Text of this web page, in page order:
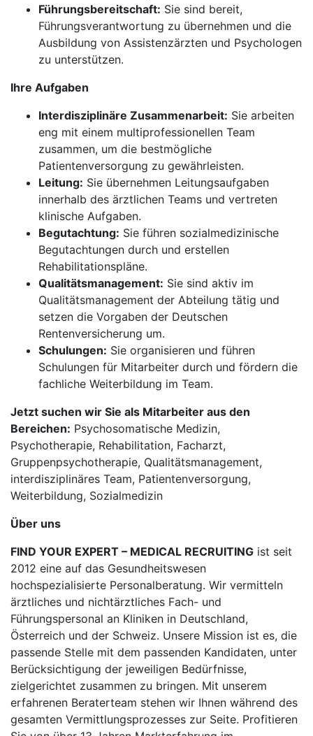
Führungsbereitschaft: Sie sind bereit,
Führungsverantwortung zu übernehmen und die
Ausbildung von Assistenzärzten und Psychologen
zu unterstützen.
Ihre Aufgaben
Interdisziplinäre Zusammenarbeit: Sie arbeiten
eng mit einem multiprofessionellen Team
zusammen, um die bestmögliche
Patientenversorgung zu gewährleisten.
Leitung: Sie übernehmen Leitungsaufgaben
innerhalb des ärztlichen Teams und vertreten
klinische Aufgaben.
Begutachtung: Sie führen sozialmedizinische
Begutachtungen durch und erstellen
Rehabilitationspläne.
Qualitätsmanagement: Sie sind aktiv im
Qualitätsmanagement der Abteilung tätig und
setzen die Vorgaben der Deutschen
Rentenversicherung um.
Schulungen: Sie organisieren und führen
Schulungen für Mitarbeiter durch und fördern die
fachliche Weiterbildung im Team.
Jetzt suchen wir Sie als Mitarbeiter aus den
Bereichen: Psychosomatische Medizin,
Psychotherapie, Rehabilitation, Facharzt,
Gruppenpsychotherapie, Qualitätsmanagement,
interdisziplinäres Team, Patientenversorgung,
Weiterbildung, Sozialmedizin
Über uns
FIND YOUR EXPERT – MEDICAL RECRUITING ist seit
2012 eine auf das Gesundheitswesen
hochspezialisierte Personalberatung. Wir vermitteln
ärztliches und nichtärztliches Fach- und
Führungspersonal an Kliniken in Deutschland,
Österreich und der Schweiz. Unsere Mission ist es, die
passende Stelle mit dem passenden Kandidaten, unter
Berücksichtigung der jeweiligen Bedürfnisse,
zielgerichtet zusammen zu bringen. Mit unserem
erfahrenen Beraterteam stehen wir Ihnen während des
gesamten Vermittlungsprozesses zur Seite. Profitieren